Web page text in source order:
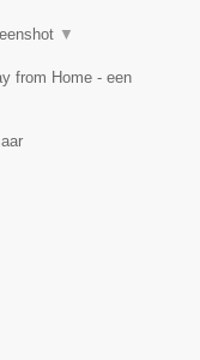
▼
from Home - een